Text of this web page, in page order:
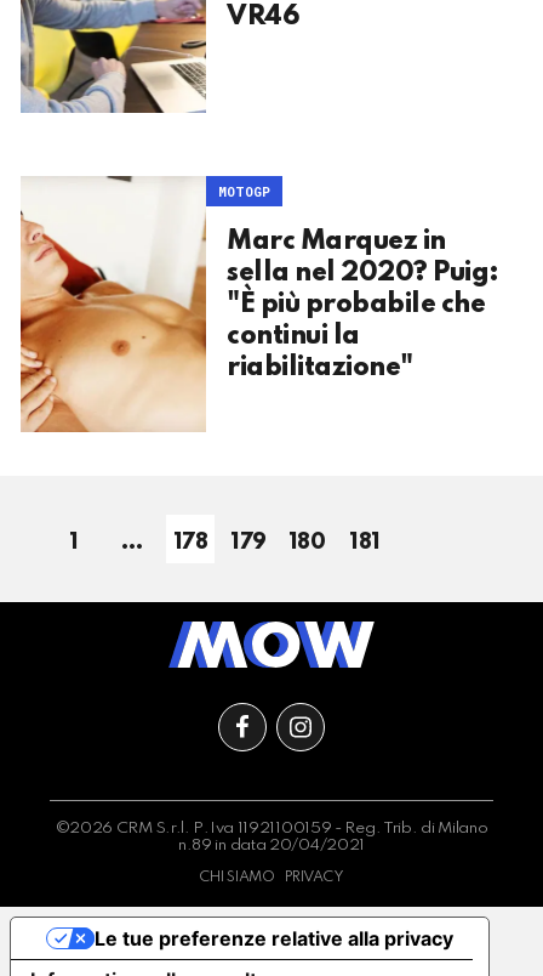
VR46
MOTOGP
Marc Marquez in
sella nel 2020? Puig:
"È più probabile che
continui la
riabilitazione"
1 … 178 179 180 181
©2026 CRM S.r.l. P.Iva 11921100159 - Reg. Trib. di Milano
n.89 in data 20/04/2021
CHI SIAMO PRIVACY
Le tue preferenze relative alla privacy